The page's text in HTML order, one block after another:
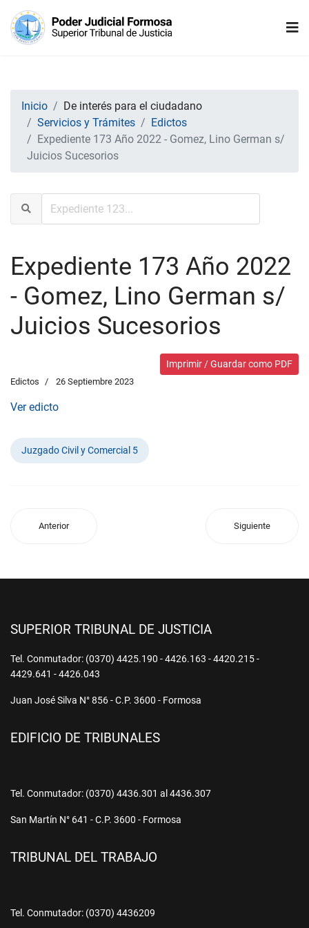
Inicio
De interés para el ciudadano
Servicios y Trámites
Edictos
Expediente 173 Año 2022 - Gomez, Lino German s/
Juicios Sucesorios
Expediente 173 Año 2022
- Gomez, Lino German s/
Juicios Sucesorios
Imprimir / Guardar como PDF
Edictos 26 Septiembre 2023
Ver edicto
Juzgado Civil y Comercial 5
Anterior Siguiente
SUPERIOR TRIBUNAL DE JUSTICIA
Tel. Conmutador: (0370) 4425.190 - 4426.163 - 4420.215 -
4429.641 - 4426.043
Juan José Silva N° 856 - C.P. 3600 - Formosa
EDIFICIO DE TRIBUNALES
Tel. Conmutador: (0370) 4436.301 al 4436.307
San Martín N° 641 - C.P. 3600 - Formosa
TRIBUNAL DEL TRABAJO
Tel. Conmutador: (0370) 4436209